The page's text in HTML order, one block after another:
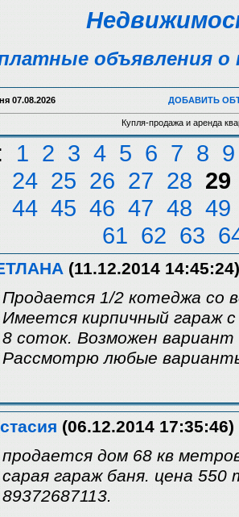
объявления о
07.08.2026 ДОБАВИТЬ
Купля-продажа и аренда
1 2 3 4 5 6 7 8 9
24 25 26 27 28 29
44 45 46 47 48 49
61 62 63
(11.12.2014 14:45:24)
Продается 1/2 котеджа со
Имеется кирпичный гараж
8 соток. Возможен
Рассмотрю любые
(06.12.2014 17:35:46)
продается дом 68 кв
сарая гараж баня. цена
89372687113.